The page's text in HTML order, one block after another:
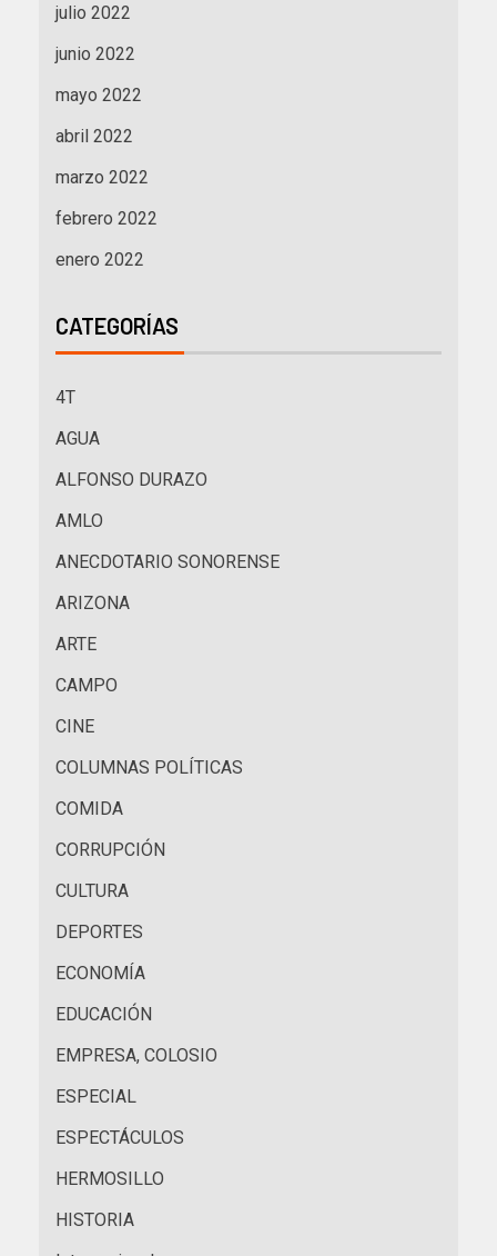
julio 2022
junio 2022
mayo 2022
abril 2022
marzo 2022
febrero 2022
enero 2022
CATEGORÍAS
4T
AGUA
ALFONSO DURAZO
AMLO
ANECDOTARIO SONORENSE
ARIZONA
ARTE
CAMPO
CINE
COLUMNAS POLÍTICAS
COMIDA
CORRUPCIÓN
CULTURA
DEPORTES
ECONOMÍA
EDUCACIÓN
EMPRESA, COLOSIO
ESPECIAL
ESPECTÁCULOS
HERMOSILLO
HISTORIA